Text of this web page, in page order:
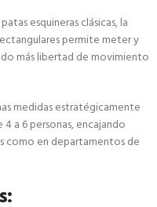
esquineras clásicas, la
permite meter y
más libertad de movimiento
medidas estratégicamente
a 6 personas, encajando
como en departamentos de